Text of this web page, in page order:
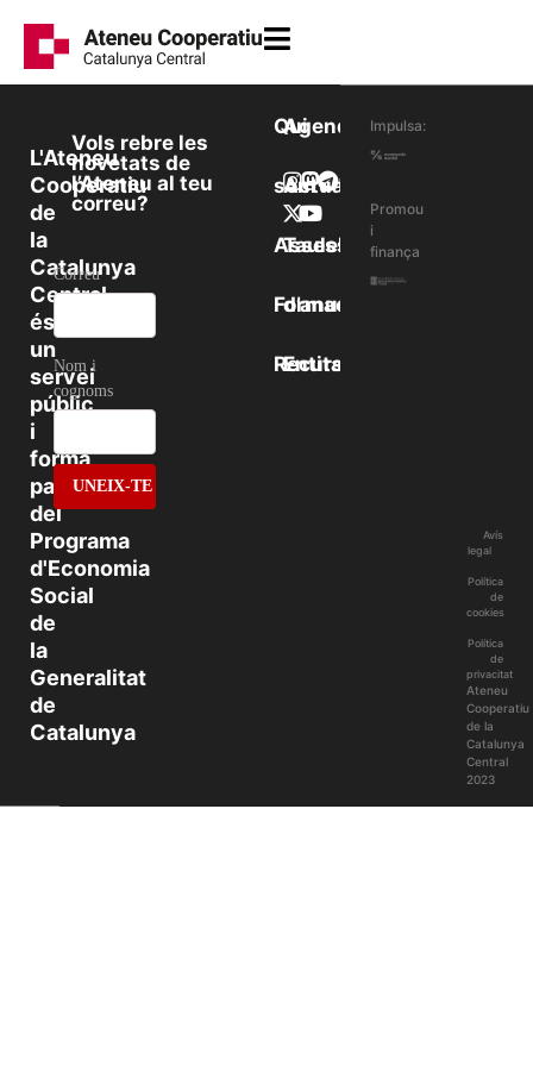
L'Ateneu
Cooperatiu
de
la
Catalunya
Central
és
un
servei
públic
i
forma
part
del
Programa
d'Economia
Social
de
la
Generalitat
de
Catalunya
Vols rebre les
novetats de
l’Ateneu al teu
correu?
Correu
Nom i
cognoms
Qui
som
Assessorament
Formació
Recursos
Agenda
Actualitat
Taulell
d’anuncis
Entitats
Impulsa:
Promou
i
finança
Ateneu
Cooperatiu
de la
Catalunya
Central
2023
Avís
legal
Política
de
cookies
Política
de
privacitat